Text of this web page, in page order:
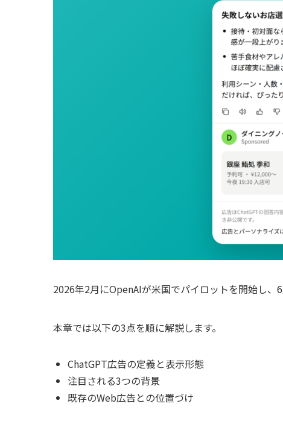
2026年2月にOpenAIが米国でパイロットを開始し、
本章では以下の3点を順に解説します。
ChatGPT広告の定義と表示形態
注目される3つの背景
既存のWeb広告との位置づけ